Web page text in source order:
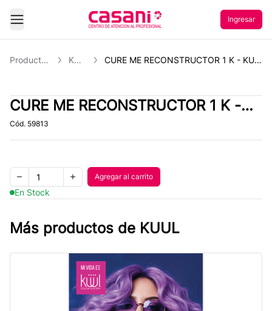
Abrir Menu
Ingresar
Productos Kuul CURE ME RECONSTRUCTOR 1 K - KUUL
CURE ME RECONSTRUCTOR 1 K -
KUUL
Cód. 59813
Remove one item
Quantity
Add one item
Agregar al carrito
Agregar al carrito
En Stock
Más productos de KUUL